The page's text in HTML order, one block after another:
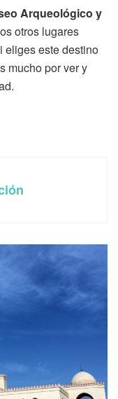
Arqueológico y
otros lugares
eliges este destino
mucho por ver y